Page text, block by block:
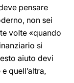
pensare
non sei
volte «quando
si
aiuto devi
quell’altra,